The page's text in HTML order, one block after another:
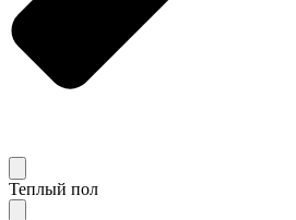
Теплый пол